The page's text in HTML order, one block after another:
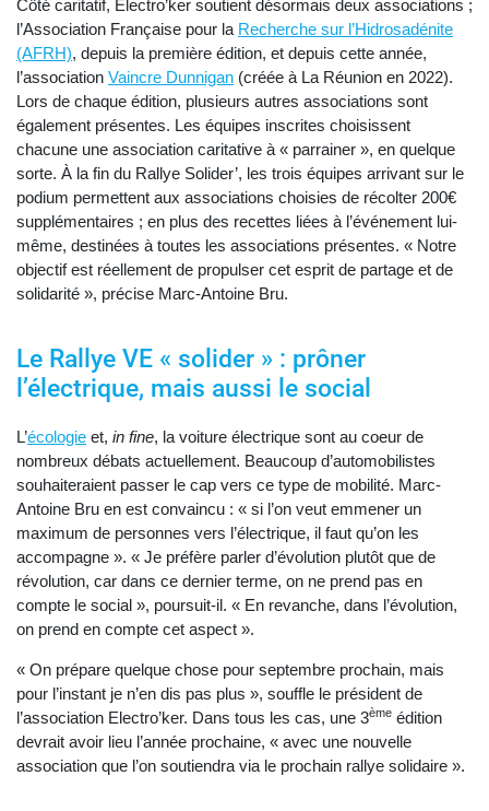
Côté caritatif, Electro’ker soutient désormais deux associations ;
l’Association Française pour la Recherche sur l’Hidrosadénite
(AFRH), depuis la première édition, et depuis cette année,
l’association Vaincre Dunnigan (créée à La Réunion en 2022).
Lors de chaque édition, plusieurs autres associations sont
également présentes. Les équipes inscrites choisissent
chacune une association caritative à « parrainer », en quelque
sorte. À la fin du Rallye Solider’, les trois équipes arrivant sur le
podium permettent aux associations choisies de récolter 200€
supplémentaires ; en plus des recettes liées à l’événement lui-
même, destinées à toutes les associations présentes. « Notre
objectif est réellement de propulser cet esprit de partage et de
solidarité », précise Marc-Antoine Bru.
Le Rallye VE « solider » : prôner
l’électrique, mais aussi le social
L’écologie et, in fine, la voiture électrique sont au coeur de
nombreux débats actuellement. Beaucoup d’automobilistes
souhaiteraient passer le cap vers ce type de mobilité. Marc-
Antoine Bru en est convaincu : « si l’on veut emmener un
maximum de personnes vers l’électrique, il faut qu’on les
accompagne ». « Je préfère parler d’évolution plutôt que de
révolution, car dans ce dernier terme, on ne prend pas en
compte le social », poursuit-il. « En revanche, dans l’évolution,
on prend en compte cet aspect ».
« On prépare quelque chose pour septembre prochain, mais
pour l’instant je n’en dis pas plus », souffle le président de
l’association Electro’ker. Dans tous les cas, une 3ème édition
devrait avoir lieu l’année prochaine, « avec une nouvelle
association que l’on soutiendra via le prochain rallye solidaire ».